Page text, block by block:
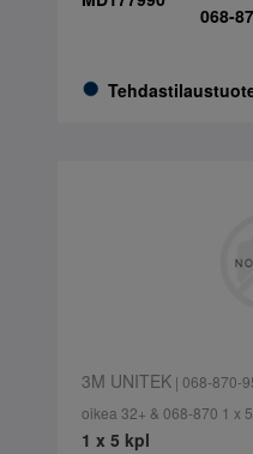
068-
3M UNITEK| 068-870-
oikea 32+ & 068-870 1 x
1 x 5 kpl